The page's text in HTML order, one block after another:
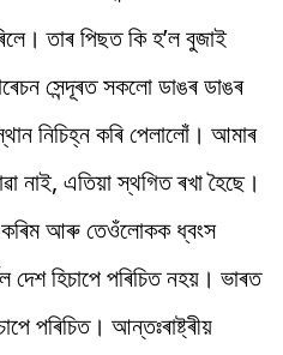
তাৰ পিছত কি হ’ল বুজাই
সেন্দূৰত সকলো ডাঙৰ ডাঙৰ
নিচিহ্ন কৰি পেলালোঁ। আমাৰ
নাই, এতিয়া স্থগিত ৰখা হৈছে।
আৰু তেওঁলোকক ধ্বংস
দেশ হিচাপে পৰিচিত নহয়। ভাৰত
পৰিচিত। আন্তঃৰাষ্ট্ৰীয়